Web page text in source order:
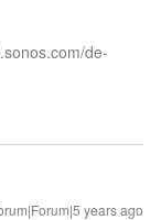
de-
years ago